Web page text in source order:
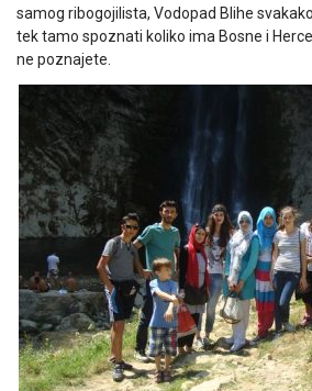
samog ribogojilista, Vodopad Blihe
tek tamo spoznati koliko ima Bosne i
ne poznajete.